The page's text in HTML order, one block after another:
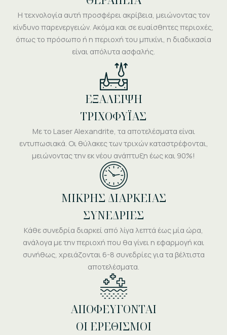
ΕΞΑΛΕΙΨΗ
ΤΡΙΧΟΦΥΪΑΣ
Με το Laser Alexandrite, τα αποτελέσματα είναι
εντυπωσιακά. Οι θύλακες των τριχών καταστρέφονται,
μειώνοντας την εκ νέου ανάπτυξη έως και 90%!
ΜΙΚΡΗΣ ΔΙΑΡΚΕΙΑΣ
ΣΥΝΕΔΡΙΕΣ
Κάθε συνεδρία διαρκεί από λίγα λεπτά έως μία ώρα,
ανάλογα με την περιοχή που θα γίνει η εφαρμογή και
συνήθως, χρειάζονται 6-8 συνεδρίες για τα βέλτιστα
αποτελέσματα.
ΑΠΟΦΕΥΓOΝΤΑΙ
ΟΙ ΕΡΕΘΙΣΜΟΙ
Η τεχνολογία αυτή προσφέρει ακρίβεια, μειώνοντας τον
κίνδυνο παρενεργειών. Ακόμα και σε ευαίσθητες περιοχές,
όπως το πρόσωπο ή η περιοχή του μπικίνι, η διαδικασία
είναι απόλυτα ασφαλής.